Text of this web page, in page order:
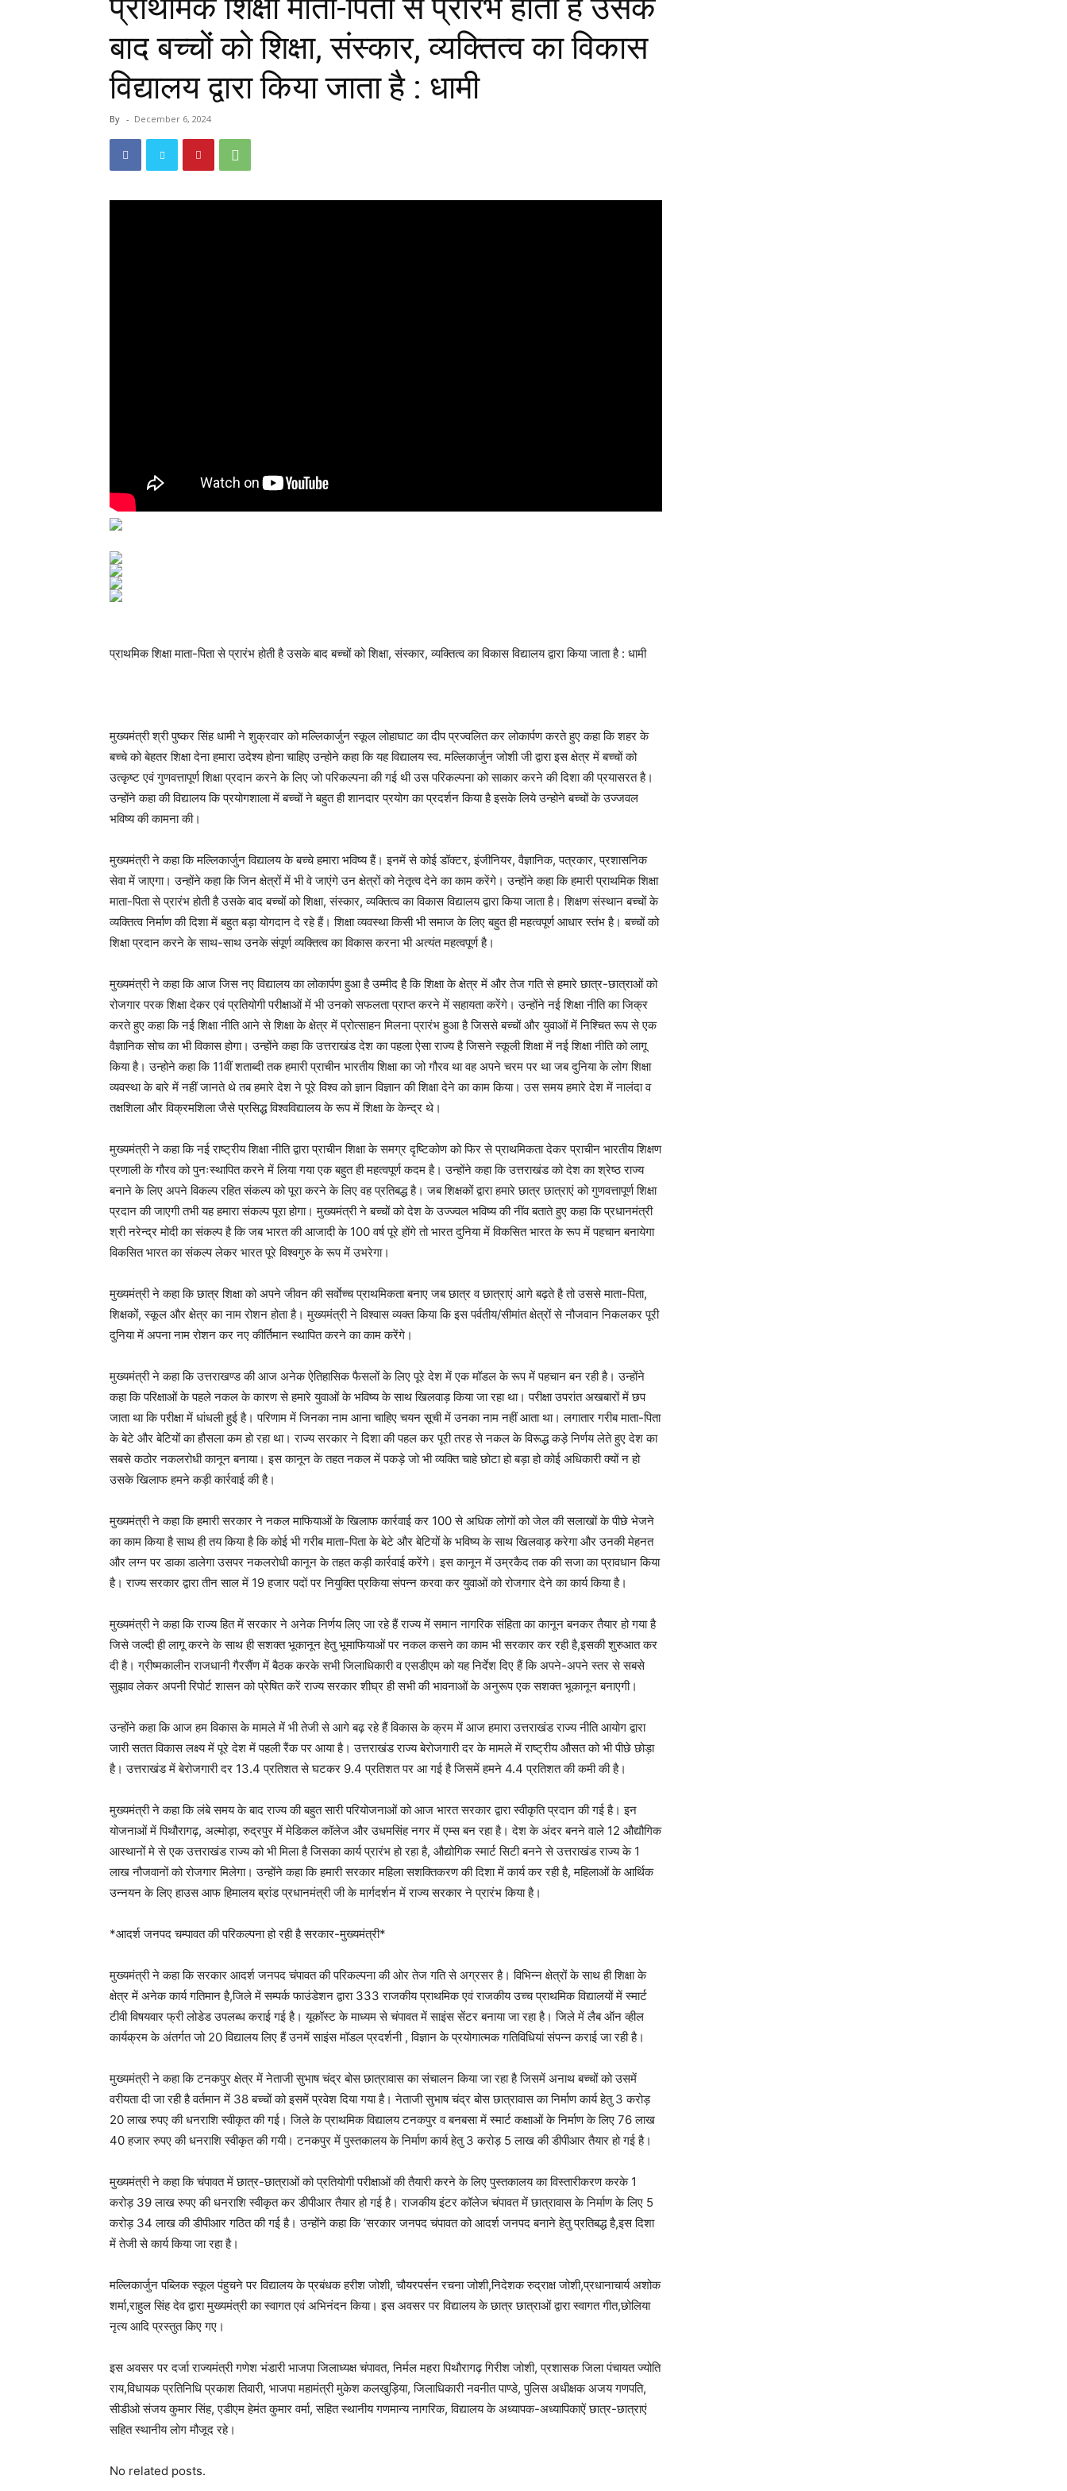
प्राथमिक शिक्षा माता-पिता से प्रारंभ होती है उसके
बाद बच्चों को शिक्षा, संस्कार, व्यक्तित्व का विकास
विद्यालय द्वारा किया जाता है : धामी
By - December 6, 2024
प्राथमिक शिक्षा माता-पिता से प्रारंभ होती है उसके बाद बच्चों को शिक्षा, संस्कार, व्यक्तित्व का विकास विद्यालय द्वारा किया जाता है : धामी
मुख्यमंत्री श्री पुष्कर सिंह धामी ने शुक्रवार को मल्लिकार्जुन स्कूल लोहाघाट का दीप प्रज्वलित कर लोकार्पण करते हुए कहा कि शहर के
बच्चे को बेहतर शिक्षा देना हमारा उदेश्य होना चाहिए उन्होने कहा कि यह विद्यालय स्व. मल्लिकार्जुन जोशी जी द्वारा इस क्षेत्र में बच्चों को
उत्कृष्ट एवं गुणवत्तापूर्ण शिक्षा प्रदान करने के लिए जो परिकल्पना की गई थी उस परिकल्पना को साकार करने की दिशा की प्रयासरत है।
उन्होंने कहा की विद्यालय कि प्रयोगशाला में बच्चों ने बहुत ही शानदार प्रयोग का प्रदर्शन किया है इसके लिये उन्होने बच्चों के उज्जवल
भविष्य की कामना की।
मुख्यमंत्री ने कहा कि मल्लिकार्जुन विद्यालय के बच्चे हमारा भविष्य हैं। इनमें से कोई डॉक्टर, इंजीनियर, वैज्ञानिक, पत्रकार, प्रशासनिक
सेवा में जाएगा। उन्होंने कहा कि जिन क्षेत्रों में भी वे जाएंगे उन क्षेत्रों को नेतृत्व देने का काम करेंगे। उन्होंने कहा कि हमारी प्राथमिक शिक्षा
माता-पिता से प्रारंभ होती है उसके बाद बच्चों को शिक्षा, संस्कार, व्यक्तित्व का विकास विद्यालय द्वारा किया जाता है। शिक्षण संस्थान बच्चों के
व्यक्तित्व निर्माण की दिशा में बहुत बड़ा योगदान दे रहे हैं। शिक्षा व्यवस्था किसी भी समाज के लिए बहुत ही महत्वपूर्ण आधार स्तंभ है। बच्चों को
शिक्षा प्रदान करने के साथ-साथ उनके संपूर्ण व्यक्तित्व का विकास करना भी अत्यंत महत्वपूर्ण है।
मुख्यमंत्री ने कहा कि आज जिस नए विद्यालय का लोकार्पण हुआ है उम्मीद है कि शिक्षा के क्षेत्र में और तेज गति से हमारे छात्र-छात्राओं को
रोजगार परक शिक्षा देकर एवं प्रतियोगी परीक्षाओं में भी उनको सफलता प्राप्त करने में सहायता करेंगे। उन्होंने नई शिक्षा नीति का जिक्र
करते हुए कहा कि नई शिक्षा नीति आने से शिक्षा के क्षेत्र में प्रोत्साहन मिलना प्रारंभ हुआ है जिससे बच्चों और युवाओं में निश्चित रूप से एक
वैज्ञानिक सोच का भी विकास होगा। उन्होंने कहा कि उत्तराखंड देश का पहला ऐसा राज्य है जिसने स्कूली शिक्षा में नई शिक्षा नीति को लागू
किया है। उन्होने कहा कि 11वीं शताब्दी तक हमारी प्राचीन भारतीय शिक्षा का जो गौरव था वह अपने चरम पर था जब दुनिया के लोग शिक्षा
व्यवस्था के बारे में नहीं जानते थे तब हमारे देश ने पूरे विश्व को ज्ञान विज्ञान की शिक्षा देने का काम किया। उस समय हमारे देश में नालंदा व
तक्षशिला और विक्रमशिला जैसे प्रसिद्ध विश्वविद्यालय के रूप में शिक्षा के केन्द्र थे।
मुख्यमंत्री ने कहा कि नई राष्ट्रीय शिक्षा नीति द्वारा प्राचीन शिक्षा के समग्र दृष्टिकोण को फिर से प्राथमिकता देकर प्राचीन भारतीय शिक्षण
प्रणाली के गौरव को पुनःस्थापित करने में लिया गया एक बहुत ही महत्वपूर्ण कदम है। उन्होंने कहा कि उत्तराखंड को देश का श्रेष्ठ राज्य
बनाने के लिए अपने विकल्प रहित संकल्प को पूरा करने के लिए वह प्रतिबद्ध है। जब शिक्षकों द्वारा हमारे छात्र छात्राएं को गुणवत्तापूर्ण शिक्षा
प्रदान की जाएगी तभी यह हमारा संकल्प पूरा होगा। मुख्यमंत्री ने बच्चों को देश के उज्ज्वल भविष्य की नींव बताते हुए कहा कि प्रधानमंत्री
श्री नरेन्द्र मोदी का संकल्प है कि जब भारत की आजादी के 100 वर्ष पूरे होंगे तो भारत दुनिया में विकसित भारत के रूप में पहचान बनायेगा
विकसित भारत का संकल्प लेकर भारत पूरे विश्वगुरु के रूप में उभरेगा।
मुख्यमंत्री ने कहा कि छात्र शिक्षा को अपने जीवन की सर्वाेच्च प्राथमिकता बनाए जब छात्र व छात्राएं आगे बढ़ते है तो उससे माता-पिता,
शिक्षकों, स्कूल और क्षेत्र का नाम रोशन होता है। मुख्यमंत्री ने विश्वास व्यक्त किया कि इस पर्वतीय/सीमांत क्षेत्रों से नौजवान निकलकर पूरी
दुनिया में अपना नाम रोशन कर नए कीर्तिमान स्थापित करने का काम करेंगे।
मुख्यमंत्री ने कहा कि उत्तराखण्ड की आज अनेक ऐतिहासिक फैसलों के लिए पूरे देश में एक मॉडल के रूप में पहचान बन रही है। उन्होंने
कहा कि परिक्षाओं के पहले नकल के कारण से हमारे युवाओं के भविष्य के साथ खिलवाड़ किया जा रहा था। परीक्षा उपरांत अखबारों में छप
जाता था कि परीक्षा में धांधली हुई है। परिणाम में जिनका नाम आना चाहिए चयन सूची में उनका नाम नहीं आता था। लगातार गरीब माता-पिता
के बेटे और बेटियों का हौसला कम हो रहा था। राज्य सरकार ने दिशा की पहल कर पूरी तरह से नकल के विरूद्ध कड़े निर्णय लेते हुए देश का
सबसे कठोर नकलरोधी कानून बनाया। इस कानून के तहत नकल में पकड़े जो भी व्यक्ति चाहे छोटा हो बड़ा हो कोई अधिकारी क्यों न हो
उसके खिलाफ हमने कड़ी कार्रवाई की है।
मुख्यमंत्री ने कहा कि हमारी सरकार ने नकल माफियाओं के खिलाफ कार्रवाई कर 100 से अधिक लोगों को जेल की सलाखों के पीछे भेजने
का काम किया है साथ ही तय किया है कि कोई भी गरीब माता-पिता के बेटे और बेटियों के भविष्य के साथ खिलवाड़ करेगा और उनकी मेहनत
और लग्न पर डाका डालेगा उसपर नकलरोधी कानून के तहत कड़ी कार्रवाई करेंगे। इस कानून में उम्रकैद तक की सजा का प्रावधान किया
है। राज्य सरकार द्वारा तीन साल में 19 हजार पदों पर नियुक्ति प्रकिया संपन्न करवा कर युवाओं को रोजगार देने का कार्य किया है।
मुख्यमंत्री ने कहा कि राज्य हित में सरकार ने अनेक निर्णय लिए जा रहे हैं राज्य में समान नागरिक संहिता का कानून बनकर तैयार हो गया है
जिसे जल्दी ही लागू करने के साथ ही सशक्त भूकानून हेतु भूमाफियाओं पर नकल कसने का काम भी सरकार कर रही है,इसकी शुरुआत कर
दी है। ग्रीष्मकालीन राजधानी गैरसैंण में बैठक करके सभी जिलाधिकारी व एसडीएम को यह निर्देश दिए हैं कि अपने-अपने स्तर से सबसे
सुझाव लेकर अपनी रिपोर्ट शासन को प्रेषित करें राज्य सरकार शीघ्र ही सभी की भावनाओं के अनुरूप एक सशक्त भूकानून बनाएगी।
उन्होंने कहा कि आज हम विकास के मामले में भी तेजी से आगे बढ़ रहे हैं विकास के क्रम में आज हमारा उत्तराखंड राज्य नीति आयोग द्वारा
जारी सतत विकास लक्ष्य में पूरे देश में पहली रैंक पर आया है। उत्तराखंड राज्य बेरोजगारी दर के मामले में राष्ट्रीय औसत को भी पीछे छोड़ा
है। उत्तराखंड में बेरोजगारी दर 13.4 प्रतिशत से घटकर 9.4 प्रतिशत पर आ गई है जिसमें हमने 4.4 प्रतिशत की कमी की है।
मुख्यमंत्री ने कहा कि लंबे समय के बाद राज्य की बहुत सारी परियोजनाओं को आज भारत सरकार द्वारा स्वीकृति प्रदान की गई है। इन
योजनाओं में पिथौरागढ़, अल्मोड़ा, रुद्रपुर में मेडिकल कॉलेज और उधमसिंह नगर में एम्स बन रहा है। देश के अंदर बनने वाले 12 औद्यौगिक
आस्थानों मे से एक उत्तराखंड राज्य को भी मिला है जिसका कार्य प्रारंभ हो रहा है, औद्योगिक स्मार्ट सिटी बनने से उत्तराखंड राज्य के 1
लाख नौजवानों को रोजगार मिलेगा। उन्होंने कहा कि हमारी सरकार महिला सशक्तिकरण की दिशा में कार्य कर रही है, महिलाओं के आर्थिक
उन्नयन के लिए हाउस आफ हिमालय ब्रांड प्रधानमंत्री जी के मार्गदर्शन में राज्य सरकार ने प्रारंभ किया है।
*आदर्श जनपद चम्पावत की परिकल्पना हो रही है सरकार-मुख्यमंत्री*
मुख्यमंत्री ने कहा कि सरकार आदर्श जनपद चंपावत की परिकल्पना की ओर तेज गति से अग्रसर है। विभिन्न क्षेत्रों के साथ ही शिक्षा के
क्षेत्र में अनेक कार्य गतिमान है,जिले में सम्पर्क फाउंडेशन द्वारा 333 राजकीय प्राथमिक एवं राजकीय उच्च प्राथमिक विद्यालयों में स्मार्ट
टीवी विषयवार फ्री लोडेड उपलब्ध कराई गई है। यूकॉस्ट के माध्यम से चंपावत में साइंस सेंटर बनाया जा रहा है। जिले में लैब ऑन व्हील
कार्यक्रम के अंतर्गत जो 20 विद्यालय लिए हैं उनमें साइंस मॉडल प्रदर्शनी , विज्ञान के प्रयोगात्मक गतिविधियां संपन्न कराई जा रही है।
मुख्यमंत्री ने कहा कि टनकपुर क्षेत्र में नेताजी सुभाष चंद्र बोस छात्रावास का संचालन किया जा रहा है जिसमें अनाथ बच्चों को उसमें
वरीयता दी जा रही है वर्तमान में 38 बच्चों को इसमें प्रवेश दिया गया है। नेताजी सुभाष चंद्र बोस छात्रावास का निर्माण कार्य हेतु 3 करोड़
20 लाख रुपए की धनराशि स्वीकृत की गई। जिले के प्राथमिक विद्यालय टनकपुर व बनबसा में स्मार्ट कक्षाओं के निर्माण के लिए 76 लाख
40 हजार रुपए की धनराशि स्वीकृत की गयी। टनकपुर में पुस्तकालय के निर्माण कार्य हेतु 3 करोड़ 5 लाख की डीपीआर तैयार हो गई है।
मुख्यमंत्री ने कहा कि चंपावत में छात्र-छात्राओं को प्रतियोगी परीक्षाओं की तैयारी करने के लिए पुस्तकालय का विस्तारीकरण करके 1
करोड़ 39 लाख रुपए की धनराशि स्वीकृत कर डीपीआर तैयार हो गई है। राजकीय इंटर कॉलेज चंपावत में छात्रावास के निर्माण के लिए 5
करोड़ 34 लाख की डीपीआर गठित की गई है। उन्होंने कहा कि ’सरकार जनपद चंपावत को आदर्श जनपद बनाने हेतु प्रतिबद्ध है,इस दिशा
में तेजी से कार्य किया जा रहा है।
मल्लिकार्जुन पब्लिक स्कूल पंहुचने पर विद्यालय के प्रबंधक हरीश जोशी, चौयरपर्सन रचना जोशी,निदेशक रुद्राक्ष जोशी,प्रधानाचार्य अशोक
शर्मा,राहुल सिंह देव द्वारा मुख्यमंत्री का स्वागत एवं अभिनंदन किया। इस अवसर पर विद्यालय के छात्र छात्राओं द्वारा स्वागत गीत,छोलिया
नृत्य आदि प्रस्तुत किए गए।
इस अवसर पर दर्जा राज्यमंत्री गणेश भंडारी भाजपा जिलाध्यक्ष चंपावत, निर्मल महरा पिथौरागढ़ गिरीश जोशी, प्रशासक जिला पंचायत ज्योति
राय,विधायक प्रतिनिधि प्रकाश तिवारी, भाजपा महामंत्री मुकेश कलखुड़िया, जिलाधिकारी नवनीत पाण्डे, पुलिस अधीक्षक अजय गणपति,
सीडीओ संजय कुमार सिंह, एडीएम हेमंत कुमार वर्मा, सहित स्थानीय गणमान्य नागरिक, विद्यालय के अध्यापक-अध्यापिकाऐं छात्र-छात्राएं
सहित स्थानीय लोग मौजूद रहे।
No related posts.